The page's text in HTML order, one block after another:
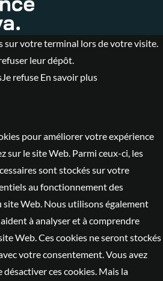
sur votre terminal lors de votre visite.
leur dépôt.
Je refuse En savoir plus
pour améliorer votre expérience
sur le site Web. Parmi ceux-ci, les
sont stockés sur votre
au fonctionnement des
Web. Nous utilisons également
à analyser et à comprendre
Web. Ces cookies ne seront stockés
votre consentement. Vous avez
ces cookies. Mais la